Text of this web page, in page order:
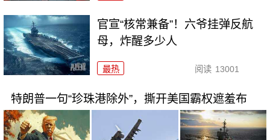
官宣“核常兼备”！六爷挂弹反航
母，炸醒多少人
最热 阅读 13001
特朗普一句“珍珠港除外”，撕开美国霸权遮羞布